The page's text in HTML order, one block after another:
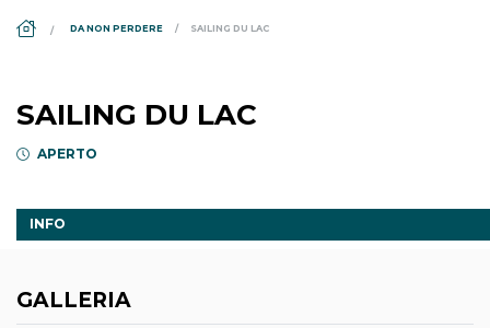
DA NON PERDERE SAILING DU LAC
SAILING DU LAC
APERTO
INFO
GALLERIA